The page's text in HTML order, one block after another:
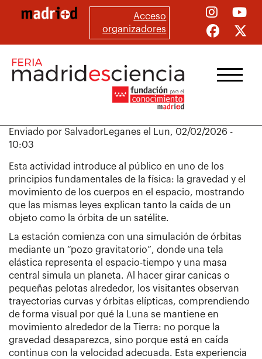
principal
Acceso
organizadores
Enviado por SalvadorLeganes el
Lun, 02/02/2026 -
10:03
Esta actividad introduce al público en uno de los
principios fundamentales de la física: la gravedad y el
movimiento de los cuerpos en el espacio, mostrando
que las mismas leyes explican tanto la caída de un
objeto como la órbita de un satélite.
La estación comienza con una simulación de órbitas
mediante un “pozo gravitatorio”, donde una tela
elástica representa el espacio-tiempo y una masa
central simula un planeta. Al hacer girar canicas o
pequeñas pelotas alrededor, los visitantes observan
trayectorias curvas y órbitas elípticas, comprendiendo
de forma visual por qué la Luna se mantiene en
movimiento alrededor de la Tierra: no porque la
gravedad desaparezca, sino porque está en caída
continua con la velocidad adecuada. Esta experiencia